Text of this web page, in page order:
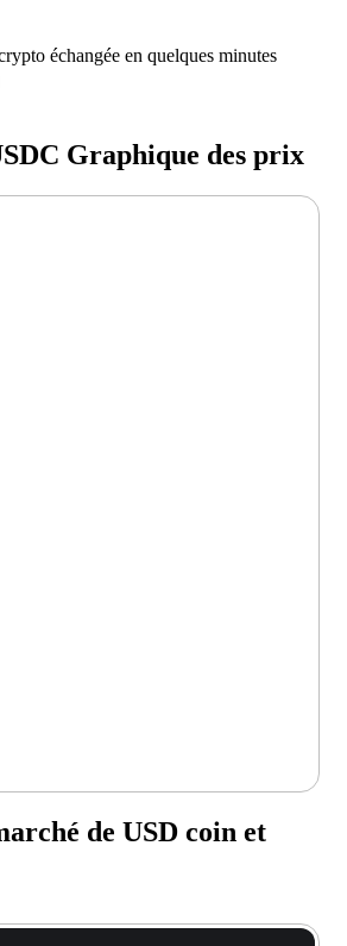
échangée en quelques minutes
Graphique des prix
de USD coin et